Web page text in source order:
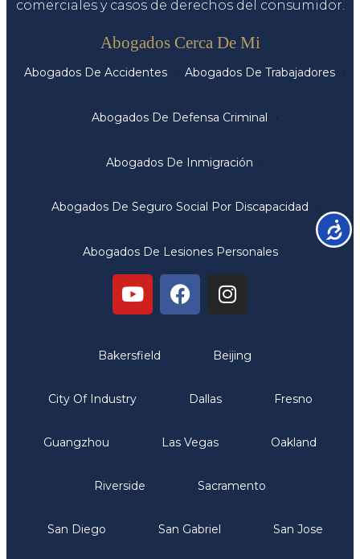
comerciales y casos de derechos del consumidor.
Abogados Cerca De Mi
Abogados De Accidentes Abogados De Trabajadores
Abogados De Defensa Criminal
Abogados De Inmigración
Abogados De Seguro Social Por Discapacidad
Abogados De Lesiones Personales
Bakersfield Beijing
City Of Industry Dallas Fresno
Guangzhou Las Vegas Oakland
Riverside Sacramento
San Diego San Gabriel San Jose